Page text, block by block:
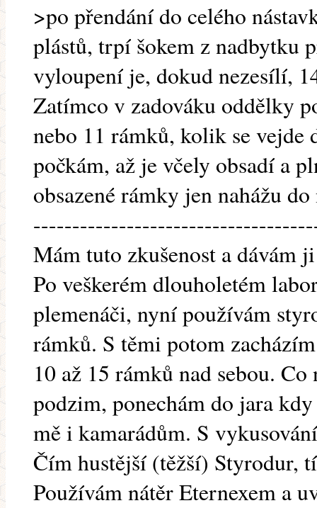
>po přendání do celého
plástů, trpí šokem z nadbytku
vyloupení je, dokud nezesílí,
Zatímco v zadováku oddělky
nebo 11 rámků, kolik se vejde
počkám, až je včely obsadí a
obsazené rámky jen nahážu
Mám tuto zkušenost a dávám
Po veškerém dlouholetém
plemenáči, nyní používám
rámků. S těmi potom
10 až 15 rámků nad sebou.
podzim, ponechám do jara
mě i kamarádům. S
Čím hustější (těžší) Styrodur,
Používám nátěr Eternexem a